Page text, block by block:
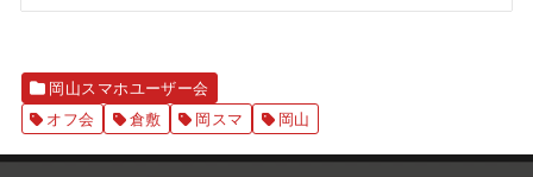
岡山スマホユーザー会
オフ会
倉敷 岡スマ 岡山